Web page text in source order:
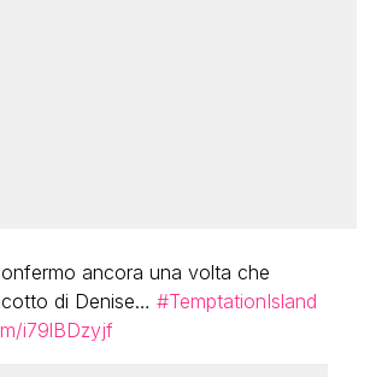
ancora una volta che
di Denise… #TemptationIsland
i79lBDzyjf